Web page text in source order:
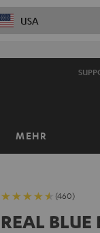
USA
MEHR
(460)
REAL BLUE